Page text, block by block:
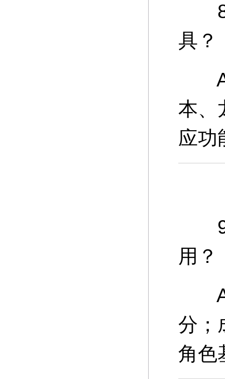
8
具？
A
本、
应功
9
用？
A
分；
角色